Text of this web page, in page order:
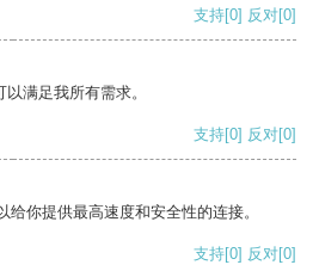
支持[0] 反对[0]
满足我所有需求。
支持[0] 反对[0]
你提供最高速度和安全性的连接。
支持[0] 反对[0]